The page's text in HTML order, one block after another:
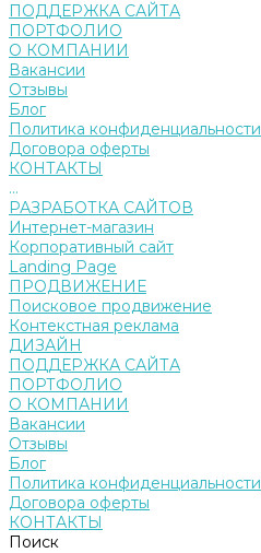
ПОДДЕРЖКА САЙТА
ПОРТФОЛИО
О КОМПАНИИ
Вакансии
Отзывы
Блог
Политика конфиденциальности
Договора оферты
КОНТАКТЫ
...
РАЗРАБОТКА САЙТОВ
Интернет-магазин
Корпоративный сайт
Landing Page
ПРОДВИЖЕНИЕ
Поисковое продвижение
Контекстная реклама
ДИЗАЙН
ПОДДЕРЖКА САЙТА
ПОРТФОЛИО
О КОМПАНИИ
Вакансии
Отзывы
Блог
Политика конфиденциальности
Договора оферты
КОНТАКТЫ
Поиск